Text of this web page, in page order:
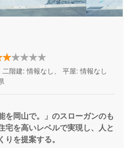
二階建: 情報なし、 平屋: 情報なし
を岡山で。」のスローガンのも
宅を高いレベルで実現し、人と
を提案する。